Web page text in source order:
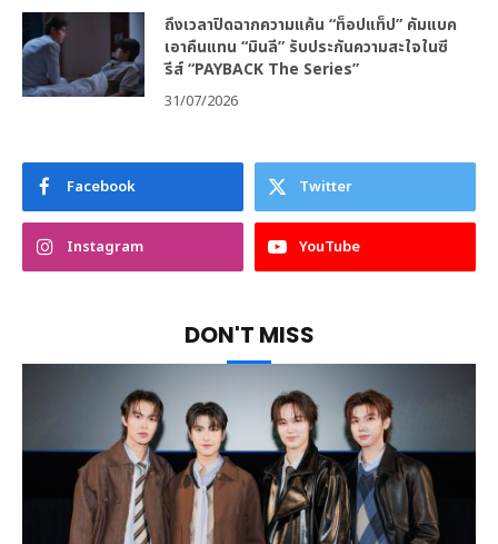
ถึงเวลาปิดฉากความแค้น “ท็อปแท็ป” คัมแบค
เอาคืนแทน “มินลี” รับประกันความสะใจในซี
รีส์ “PAYBACK The Series”
31/07/2026
Facebook Twitter
Instagram YouTube
DON'T MISS